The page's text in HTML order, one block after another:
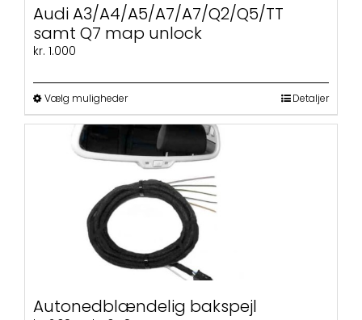
Audi A3/A4/A5/A7/A7/Q2/Q5/TT
samt Q7 map unlock
kr. 1.000
Vælg mulighederDette
vare
flere
varianter.
Mulighederne
kan
varesiden
Detaljer
Autonedblændelig bakspejl